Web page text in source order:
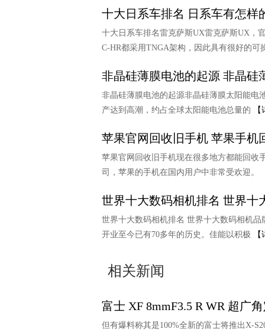
十大日系车排名 日系车有怎样
十大日系车排名雷克萨斯UX雷克萨斯UX，
C-HR都采用TNGA架构，因此具有很好的可
非晶硅薄膜电池的起源 非晶硅
非晶硅薄膜电池的起源非晶硅薄膜太阳能电
产达到高潮，约占全球太阳能电池总量的
苹果官网回收旧手机 苹果手机
苹果官网回收旧手机现在很多地方都能回收
司，苹果的手机在国内用户中非常受欢迎。
世界十大数码相机排名 世界十
世界十大数码相机排名 世界十大数码相机品
开业至今已有70多年的历史。佳能以积极
相关新闻
富士 XF 8mmF3.5 R WR 超广
但有爆料称其是100%全新的富士将推出X-